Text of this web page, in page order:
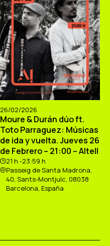
26/02/2026
Moure & Durán dúo ft.
Toto Parraguez: Músicas
de ida y vuelta. Jueves 26
de Febrero – 21:00 – Altell
21 h -23:59 h
Passeig de Santa Madrona,
40, Sants-Montjuïc, 08038
Barcelona, España